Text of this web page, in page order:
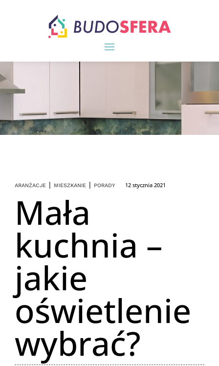
ARANŻACJE | MIESZKANIE | PORADY 12 stycznia 2021
Mała
kuchnia –
jakie
oświetlenie
wybrać?